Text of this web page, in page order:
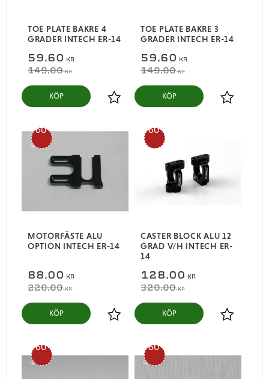
TOE PLATE BAKRE 4
GRADER INTECH ER-14
59,60 KR
149,00KR
Lägg till i favoriter
KÖP
TOE PLATE BAKRE 3
GRADER INTECH ER-14
59,60 KR
149,00KR
Lägg till i
KÖP
MOTORFÄSTE ALU
OPTION INTECH ER-14
88,00 KR
220,00KR
60
%
Lägg till i favoriter
KÖP
CASTER BLOCK ALU 12
GRAD V/H INTECH ER-
14
128,00 KR
320,00KR
60
%
Lägg till i
KÖP
60
%
60
%